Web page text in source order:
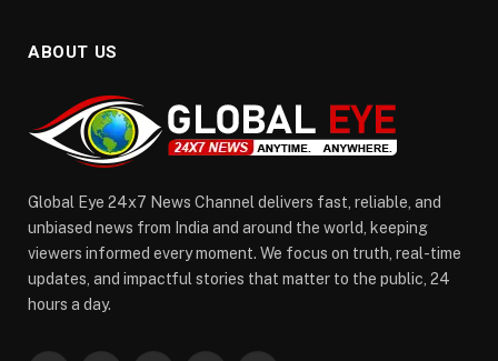
ABOUT US
Global Eye 24x7 News Channel delivers fast, reliable, and
unbiased news from India and around the world, keeping
viewers informed every moment. We focus on truth, real-time
updates, and impactful stories that matter to the public, 24
hours a day.